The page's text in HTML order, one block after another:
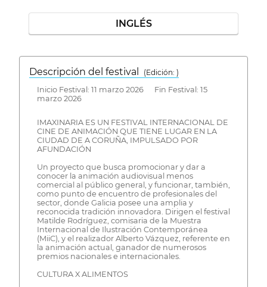
INGLÉS
Descripción del festival
( Edición: )
Inicio Festival: 11 marzo 2026 Fin Festival: 15
marzo 2026
IMAXINARIA ES UN FESTIVAL INTERNACIONAL DE
CINE DE ANIMACIÓN QUE TIENE LUGAR EN LA
CIUDAD DE A CORUÑA, IMPULSADO POR
AFUNDACIÓN
Un proyecto que busca promocionar y dar a
conocer la animación audiovisual menos
comercial al público general, y funcionar, también,
como punto de encuentro de profesionales del
sector, donde Galicia posee una amplia y
reconocida tradición innovadora. Dirigen el festival
Matilde Rodríguez, comisaria de la Muestra
Internacional de Ilustración Contemporánea
(MiiC), y el realizador Alberto Vázquez, referente en
la animación actual, ganador de numerosos
premios nacionales e internacionales.
CULTURA X ALIMENTOS